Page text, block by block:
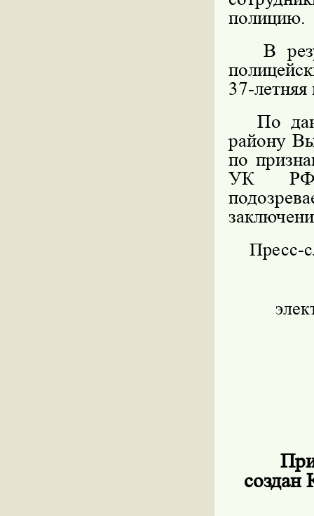
полицию.
В
37-
По
району
по
УК РФ
Пресс-
создан